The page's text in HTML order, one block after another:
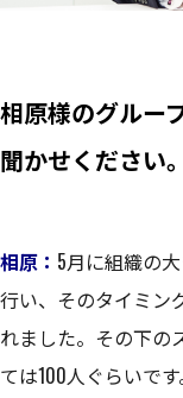
相原様のグルー
聞かせください。
相原： 5月に組織の
行い、そのタイミン
れました。その下の
ては100人ぐらいで